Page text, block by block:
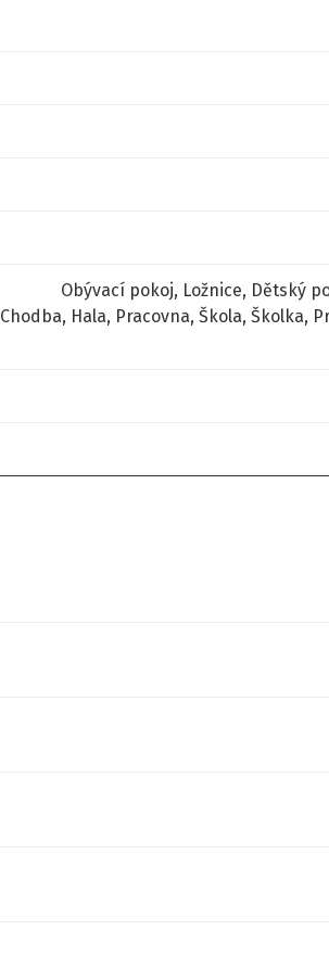
Obývací pokoj, Ložnice, Dětský
Chodba, Hala, Pracovna, Škola, Školka,